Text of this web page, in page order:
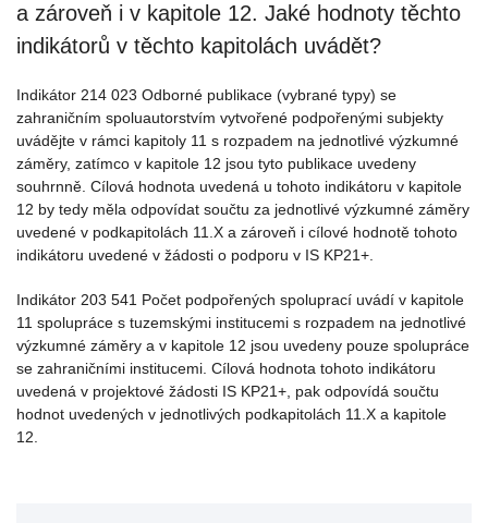
a zároveň i v kapitole 12. Jaké hodnoty těchto
indikátorů v těchto kapitolách uvádět?
Indikátor 214 023 Odborné publikace (vybrané typy) se
zahraničním spoluautorstvím vytvořené podpořenými subjekty
uvádějte v rámci kapitoly 11 s rozpadem na jednotlivé výzkumné
záměry, zatímco v kapitole 12 jsou tyto publikace uvedeny
souhrnně. Cílová hodnota uvedená u tohoto indikátoru v kapitole
12 by tedy měla odpovídat součtu za jednotlivé výzkumné záměry
uvedené v podkapitolách 11.X a zároveň i cílové hodnotě tohoto
indikátoru uvedené v žádosti o podporu v IS KP21+.
Indikátor 203 541 Počet podpořených spoluprací uvádí v kapitole
11 spolupráce s tuzemskými institucemi s rozpadem na jednotlivé
výzkumné záměry a v kapitole 12 jsou uvedeny pouze spolupráce
se zahraničními institucemi. Cílová hodnota tohoto indikátoru
uvedená v projektové žádosti IS KP21+, pak odpovídá součtu
hodnot uvedených v jednotlivých podkapitolách 11.X a kapitole
12.